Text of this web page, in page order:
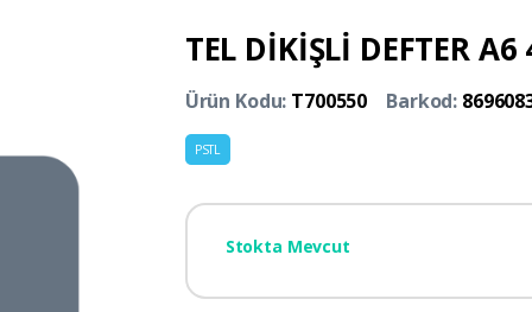
TEL DİKİŞLİ DEFTER
Ürün Kodu: T700550 Barkod:
PSTL
Stokta Mevcut